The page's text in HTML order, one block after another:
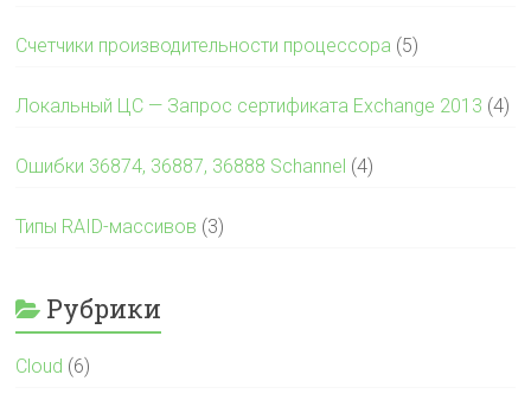
Счетчики производительности процессора (5)
Локальный ЦС — Запрос сертификата Exchange 2013 (4)
Ошибки 36874, 36887, 36888 Schannel (4)
Типы RAID-массивов (3)
Рубрики
Cloud (6)